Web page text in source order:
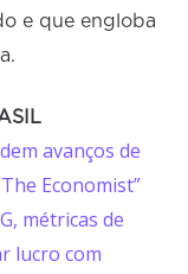
e que engloba
avanços de
Economist”
métricas de
lucro com